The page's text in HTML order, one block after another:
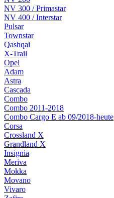
NV 300 / Primastar
NV 400 / Interstar
Pulsar
Townstar
Qashqai
X-Trail
Opel
Adam
Astra
Cascada
Combo
Combo 2011-2018
Combo Cargo E ab 09/2018-heute
Corsa
Crossland X
Grandland X
Insignia
Meriva
Mokka
Movano
Vivaro